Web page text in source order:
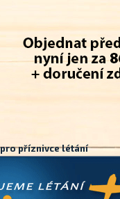
pro příznivce létání